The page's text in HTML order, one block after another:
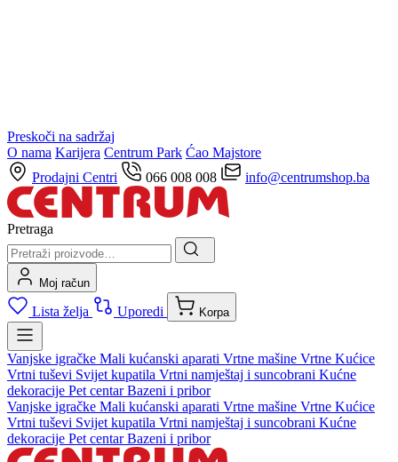
Preskoči na sadržaj
O nama Karijera Centrum Park Ćao Majstore
Prodajni Centri
066 008 008 info@centrumshop.ba
Pretraga
Moj račun
Lista želja Uporedi Korpa
Vanjske igračke Mali kućanski aparati Vrtne mašine Vrtne Kućice
Vrtni tuševi Svijet kupatila Vrtni namještaj i suncobrani Kućne
dekoracije Pet centarBazeni i pribor
Vanjske igračke Mali kućanski aparati Vrtne mašine Vrtne Kućice
Vrtni tuševi Svijet kupatila Vrtni namještaj i suncobrani Kućne
dekoracije Pet centarBazeni i pribor